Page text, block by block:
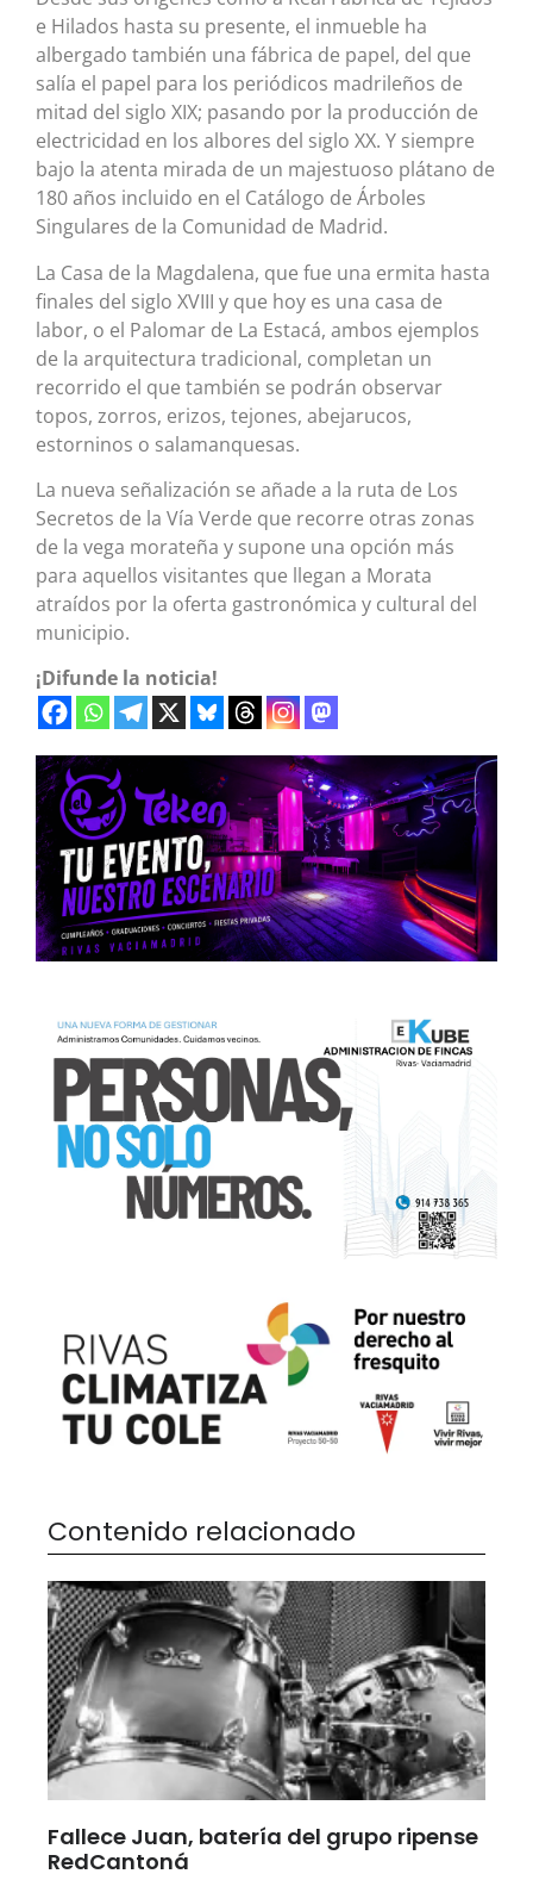
e Hilados hasta su presente, el inmueble ha
albergado también una fábrica de papel, del que
salía el papel para los periódicos madrileños de
mitad del siglo XIX; pasando por la producción de
electricidad en los albores del siglo XX. Y siempre
bajo la atenta mirada de un majestuoso plátano de
180 años incluido en el Catálogo de Árboles
Singulares de la Comunidad de Madrid.
La Casa de la Magdalena, que fue una ermita hasta
finales del siglo XVIII y que hoy es una casa de
labor, o el Palomar de La Estacá, ambos ejemplos
de la arquitectura tradicional, completan un
recorrido el que también se podrán observar
topos, zorros, erizos, tejones, abejarucos,
estorninos o salamanquesas.
La nueva señalización se añade a la ruta de Los
Secretos de la Vía Verde que recorre otras zonas
de la vega morateña y supone una opción más
para aquellos visitantes que llegan a Morata
atraídos por la oferta gastronómica y cultural del
municipio.
¡Difunde la noticia!
Contenido relacionado
Fallece Juan, batería del grupo ripense
RedCantoná